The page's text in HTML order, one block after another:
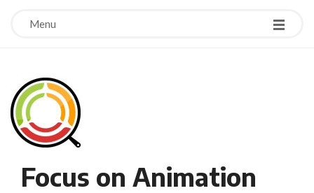
Menu
Focus on Animation